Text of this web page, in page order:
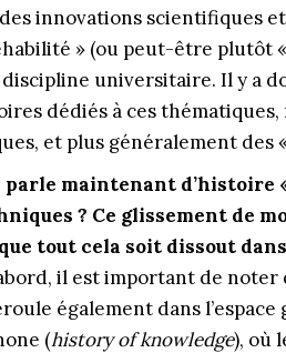
innovations scientifiques
» (ou peut-être plutôt
universitaire. Il y a
dédiés à ces
et plus généralement des
parle maintenant
? Ce glissement de
tout cela soit dissout
il est important de noter
également dans
(history of knowledge), où